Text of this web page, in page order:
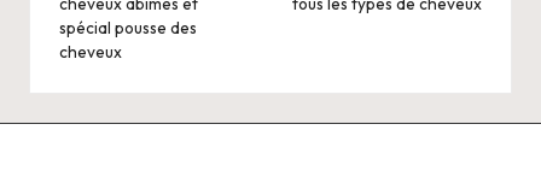
spécial pousse des
cheveux